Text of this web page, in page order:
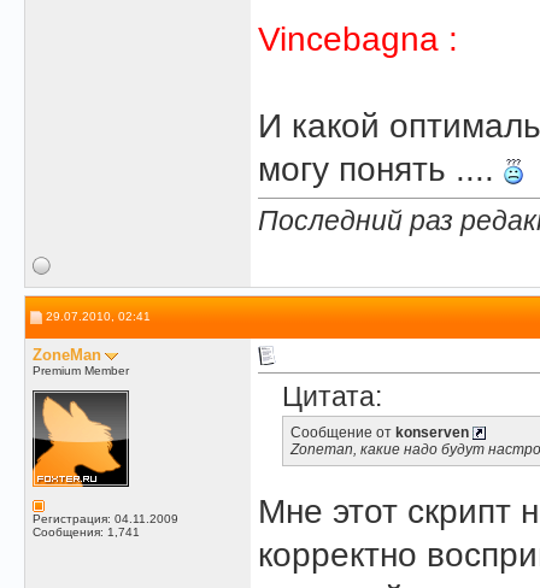
Vincebagna :
И какой
могу понять ....
Последний раз
29.07.2010, 02:41
ZoneMan
Premium Member
Регистрация: 04.11.2009
Сообщения: 1,741
Цитата:
Сообщение от konserven
Zoneman, какие надо будут
Мне этот скрипт
корректно